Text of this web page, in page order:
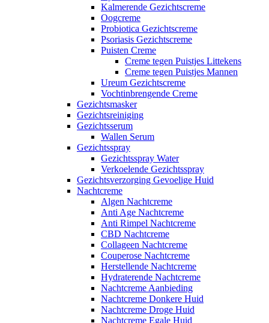
Kalmerende Gezichtscreme
Oogcreme
Probiotica Gezichtscreme
Psoriasis Gezichtscreme
Puisten Creme
Creme tegen Puistjes Littekens
Creme tegen Puistjes Mannen
Ureum Gezichtscreme
Vochtinbrengende Creme
Gezichtsmasker
Gezichtsreiniging
Gezichtsserum
Wallen Serum
Gezichtsspray
Gezichtsspray Water
Verkoelende Gezichtsspray
Gezichtsverzorging Gevoelige Huid
Nachtcreme
Algen Nachtcreme
Anti Age Nachtcreme
Anti Rimpel Nachtcreme
CBD Nachtcreme
Collageen Nachtcreme
Couperose Nachtcreme
Herstellende Nachtcreme
Hydraterende Nachtcreme
Nachtcreme Aanbieding
Nachtcreme Donkere Huid
Nachtcreme Droge Huid
Nachtcreme Egale Huid